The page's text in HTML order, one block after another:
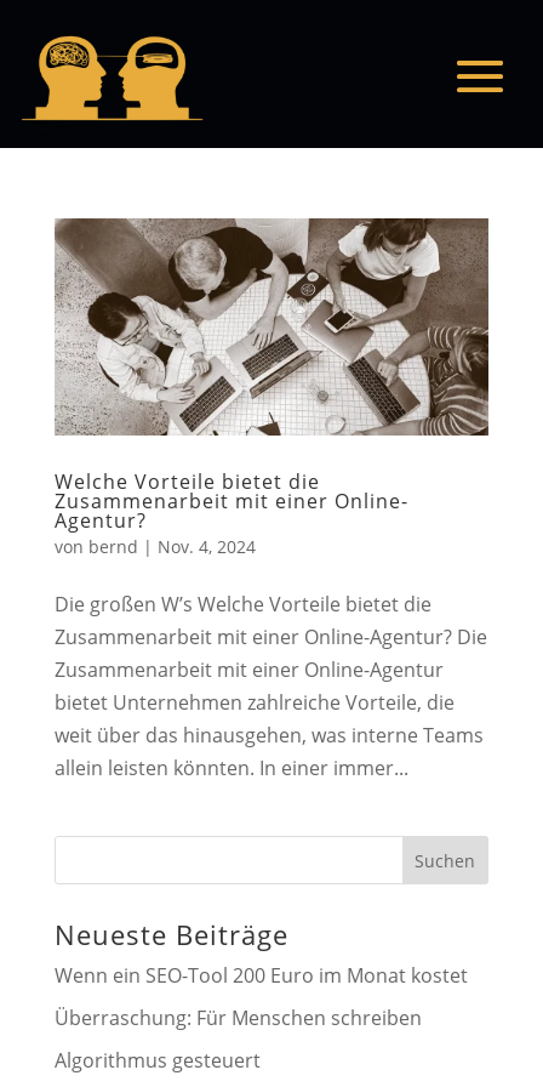
Welche Vorteile bietet die
Zusammenarbeit mit einer Online-
Agentur?
von bernd | Nov. 4, 2024
Die großen W’s Welche Vorteile bietet die
Zusammenarbeit mit einer Online-Agentur? Die
Zusammenarbeit mit einer Online-Agentur
bietet Unternehmen zahlreiche Vorteile, die
weit über das hinausgehen, was interne Teams
allein leisten könnten. In einer immer...
Suchen
Neueste Beiträge
Wenn ein SEO-Tool 200 Euro im Monat kostet
Überraschung: Für Menschen schreiben
Algorithmus gesteuert